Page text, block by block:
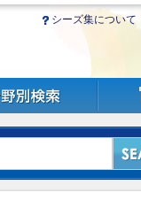
シーズ集について